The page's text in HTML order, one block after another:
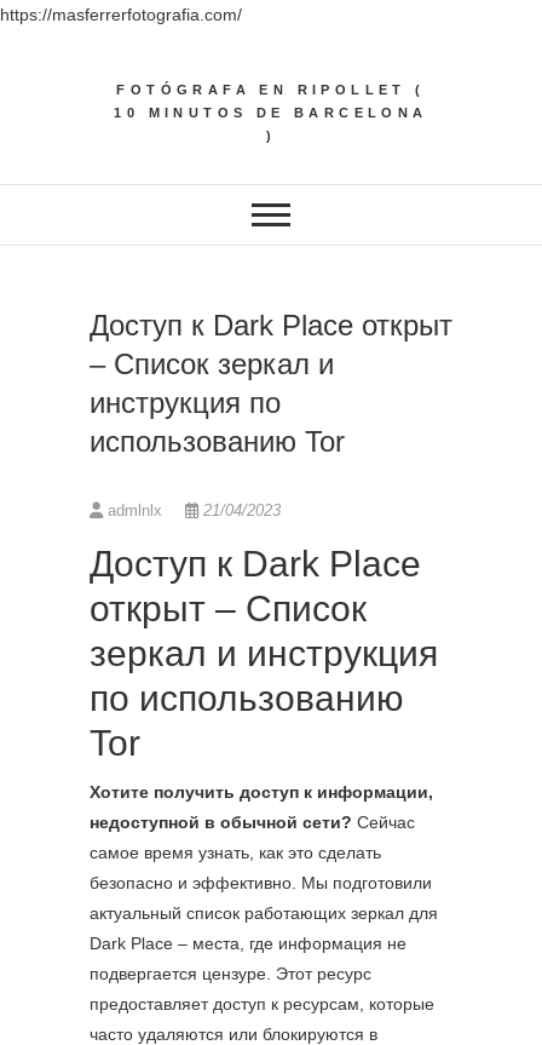
https://masferrerfotografia.com/
FOTÓGRAFA EN RIPOLLET (
10 MINUTOS DE BARCELONA
)
Доступ к Dark Place открыт
– Список зеркал и
инструкция по
использованию Tor
admlnlx 21/04/2023
Доступ к Dark Place
открыт – Список
зеркал и инструкция
по использованию
Tor
Хотите получить доступ к информации,
недоступной в обычной сети? Сейчас
самое время узнать, как это сделать
безопасно и эффективно. Мы подготовили
актуальный список работающих зеркал для
Dark Place – места, где информация не
подвергается цензуре. Этот ресурс
предоставляет доступ к ресурсам, которые
часто удаляются или блокируются в